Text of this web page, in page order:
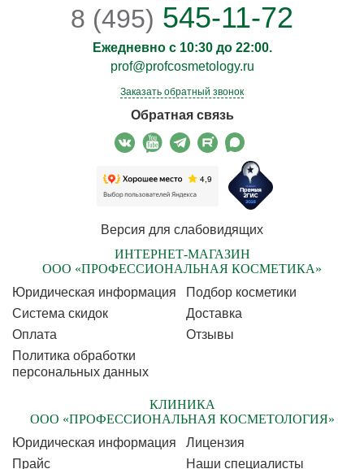
8 (495) 545-11-72
Ежедневно с 10:30 до 22:00.
prof@profcosmetology.ru
Заказать обратный звонок
Обратная связь
Версия для слабовидящих
ИНТЕРНЕТ-МАГАЗИН
ООО «ПРОФЕССИОНАЛЬНАЯ КОСМЕТИКА»
Юридическая информация
Подбор косметики
Cистема скидок
Доставка
Оплата
Отзывы
Политика обработки
персональных данных
КЛИНИКА
ООО «ПРОФЕССИОНАЛЬНАЯ КОСМЕТОЛОГИЯ»
Юридическая информация
Лицензия
Прайс
Наши специалисты